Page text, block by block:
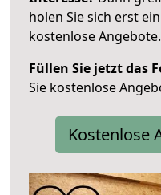
holen Sie sich erst
kostenlose Angebote.
Füllen Sie jetzt das
Sie kostenlose
Kostenlose